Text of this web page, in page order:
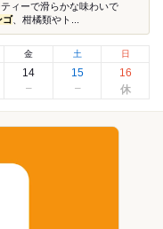
ィーで滑らかな味わいで
ゴ、柑橘類やト...
金
14
土
15
日
16